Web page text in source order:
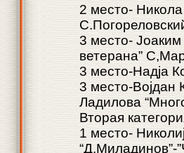
2 место-
3 место-
ветерана”
3 место-Надја
3 место-Војдан
Ладилова
Вторая
1 место-
“Д.Миладинов”-